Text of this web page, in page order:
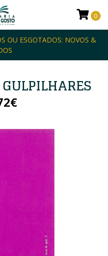
OU ESGOTADOS: NOVOS &
0